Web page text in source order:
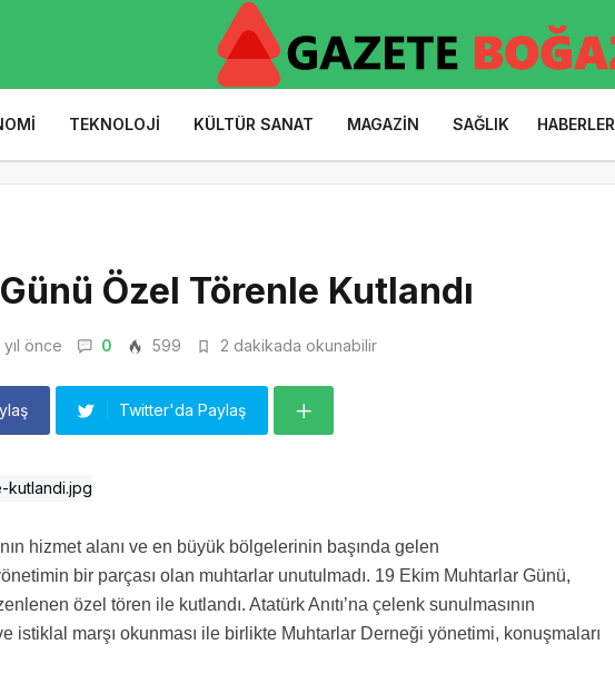
TEKNOLOJI KÜLTÜR SANAT MAGAZIN SAĞLIK HABERLER
Özel Törenle Kutlandı
yıl önce 0 599 2 dakikada okunabilir
Twitter'da Paylaş
hizmet alanı ve en büyük bölgelerinin başında gelen
bir parçası olan muhtarlar unutulmadı. 19 Ekim Muhtarlar Günü,
özel tören ile kutlandı. Atatürk Anıtı’na çelenk sunulmasının
istiklal marşı okunması ile birlikte Muhtarlar Derneği yönetimi, konuşmaları